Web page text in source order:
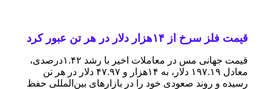
قیمت فلز سرخ از ۱۴هزار دلار در هر تن عبور کرد
قیمت جهانی مس در معاملات اخیر با رشد ۱.۴۲درصدی،
معادل ۱۹۷.۱۹ دلار، به ۱۴هزار و ۴۷.۹۷ دلار در هر تن
رسیده و روند صعودی خود را در بازارهای بین‌المللی حفظ